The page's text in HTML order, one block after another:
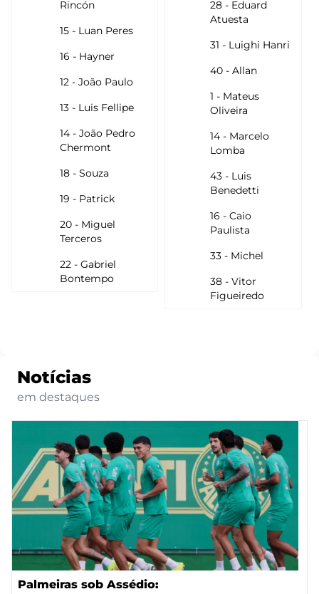
Rincón
15 - Luan Peres
16 - Hayner
12 - João Paulo
13 - Luis Fellipe
14 - João Pedro
Chermont
18 - Souza
19 - Patrick
20 - Miguel
Terceros
22 - Gabriel
Bontempo
28 - Eduard
Atuesta
31 - Luighi Hanri
40 - Allan
1 - Mateus
Oliveira
14 - Marcelo
Lomba
43 - Luis
Benedetti
16 - Caio
Paulista
33 - Michel
38 - Vitor
Figueiredo
Notícias
em destaques
Palmeiras sob Assédio: